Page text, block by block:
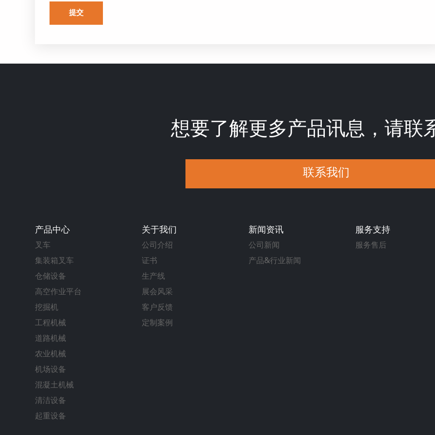
提交
想要了解更多产品讯息，请联
联系我们
产品中心
叉车
集装箱叉车
仓储设备
高空作业平台
挖掘机
工程机械
道路机械
农业机械
机场设备
混凝土机械
清洁设备
起重设备
关于我们
公司介绍
证书
生产线
展会风采
客户反馈
定制案例
新闻资讯
公司新闻
产品&行业新闻
服务支持
服务售后